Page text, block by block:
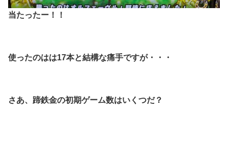
当たったー！！
使ったのはは17本と結構な痛手ですが・・・
さあ、蹄鉄金の初期ゲーム数はいくつだ？